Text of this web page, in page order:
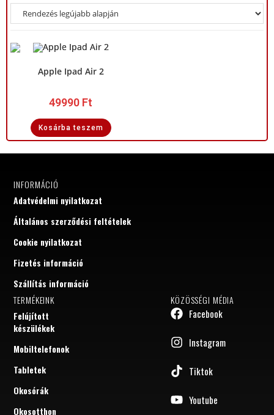
Apple Ipad Air 2
49990 Ft
Kosárba teszem
INFORMÁCIÓ
Adatvédelmi nyilatkozat
Általános szerződési feltételek
Cookie nyilatkozat
Fizetés információ
Szállítás információ
TERMÉKEINK
Felújított
készülékek
Mobiltelefonok
Tabletek
Okosórák
Okosotthon
KÖZÖSSÉGI MÉDIA
Facebook
Instagram
Tiktok
Youtube